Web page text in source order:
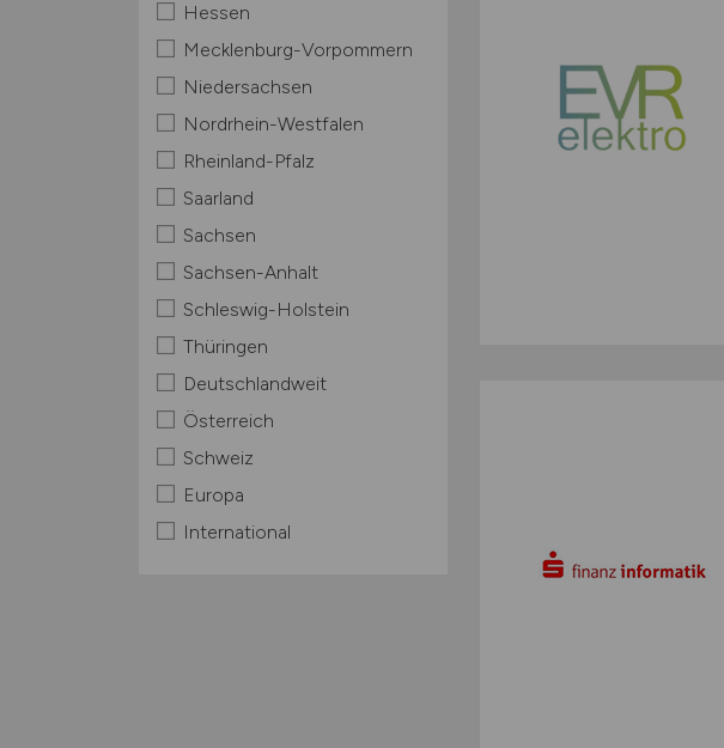
Hessen
Mecklenburg-Vorpommern
Niedersachsen
Nordrhein-Westfalen
Rheinland-Pfalz
Saarland
Sachsen
Sachsen-Anhalt
Schleswig-Holstein
Thüringen
Deutschlandweit
Österreich
Schweiz
Europa
International